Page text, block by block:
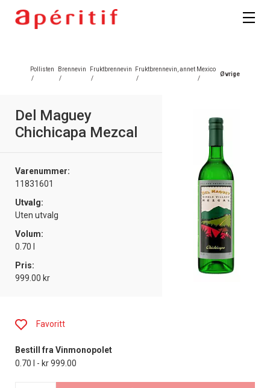
Pollisten
/
Brennevin
/
Fruktbrennevin
/
Fruktbrennevin, annet
/
Mexico
/
Øvrige
Del Maguey
Chichicapa Mezcal
Varenummer:
11831601
Utvalg:
Uten utvalg
Volum:
0.70 l
Pris:
999.00 kr
Favoritt
Bestill fra Vinmonopolet
0.70 l - kr 999.00